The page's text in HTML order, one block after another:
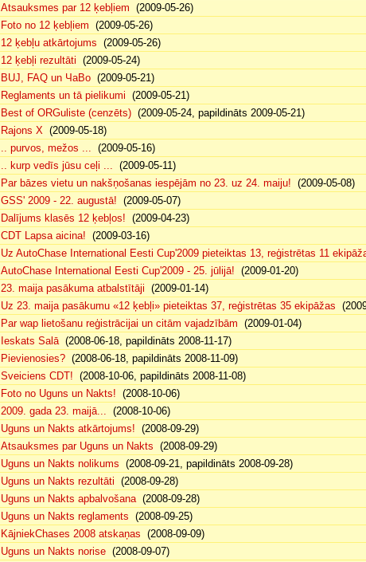
Atsauksmes par 12 ķebļiem (2009-05-26)
Foto no 12 ķebļiem (2009-05-26)
12 ķebļu atkārtojums (2009-05-26)
12 ķebļi rezultāti (2009-05-24)
BUJ, FAQ un ЧаВо (2009-05-21)
Reglaments un tā pielikumi (2009-05-21)
Best of ORGuliste (cenzēts) (2009-05-24, papildināts 2009-05-21)
Rajons X (2009-05-18)
.. purvos, mežos ... (2009-05-16)
.. kurp vedīs jūsu ceļi ... (2009-05-11)
Par bāzes vietu un nakšņošanas iespējām no 23. uz 24. maiju! (2009-05-08)
GSS' 2009 - 22. augustā! (2009-05-07)
Dalījums klasēs 12 ķebļos! (2009-04-23)
CDT Lapsa aicina! (2009-03-16)
Uz AutoChase International Eesti Cup'2009 pieteiktas 13, reģistrētas 11
AutoChase International Eesti Cup'2009 - 25. jūlijā! (2009-01-20)
23. maija pasākuma atbalstītāji (2009-01-14)
Uz 23. maija pasākumu «12 ķebļi» pieteiktas 37, reģistrētas 35 ekipāžas
Par wap lietošanu reģistrācijai un citām vajadzībām (2009-01-04)
Ieskats Salā(2008-06-18, papildināts 2008-11-17)
Pievienosies? (2008-06-18, papildināts 2008-11-09)
Sveiciens CDT! (2008-10-06, papildināts 2008-11-08)
Foto no Uguns un Nakts! (2008-10-06)
2009. gada 23. maijā... (2008-10-06)
Uguns un Nakts atkārtojums! (2008-09-29)
Atsauksmes par Uguns un Nakts (2008-09-29)
Uguns un Nakts nolikums (2008-09-21, papildināts 2008-09-28)
Uguns un Nakts rezultāti (2008-09-28)
Uguns un Nakts apbalvošana(2008-09-28)
Uguns un Nakts reglaments (2008-09-25)
KājniekChases 2008 atskaņas (2008-09-09)
Uguns un Nakts norise (2008-09-07)